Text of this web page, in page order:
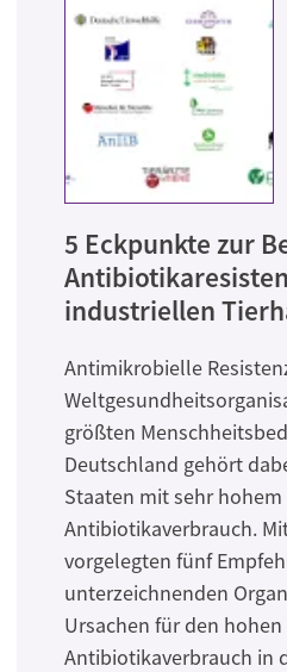
5 Eckpunkte zur
industriellen
Antimikrobielle
größten
Deutschland gehört
Staaten mit sehr hohem
Antibiotikaverbrauch.
vorgelegten fünf
unterzeichnenden
Ursachen für den hohen
Antibiotikaverbrauch in